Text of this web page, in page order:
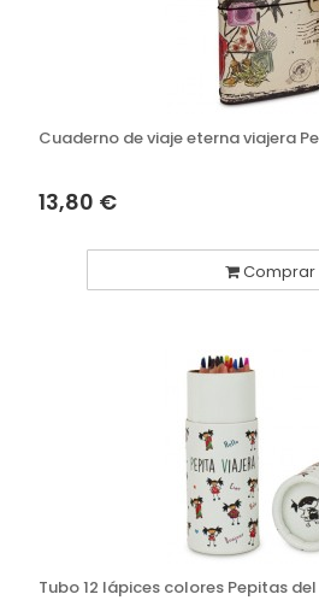
Cuaderno de viaje eterna viajera
13,80 €
Comprar
Tubo 12 lápices colores Pepitas